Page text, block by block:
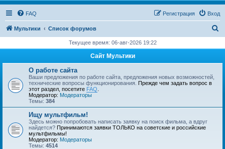
FAQ Вход
Регистрация
Мультики Список форумов
с
Текущее время: 06-авг-2026 19:22
Сайт Мультики
О работе сайта
Ваши предложения по работе сайта, предложения новых возможностей,
технические вопросы функционирования. Прежде чем задать вопрос в
этот раздел, посетите FAQ
Модератор: Модераторы
Темы: 384
Ищу мультфильм!
Здесь можно попробовать написать заявку на поиск фильма, а вдруг
найдется? Принимаются заявки ТОЛЬКО на советские и российские
мультфильмы!
Модератор: Модераторы
Темы: 4514